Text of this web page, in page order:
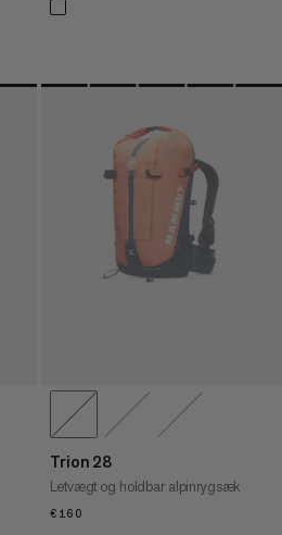
Trion 28
Letvægt og holdbar alpinrygsæk
€160